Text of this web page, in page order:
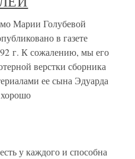
Марии Голубевой
в газете
г. К сожалению, мы его
верстки сборника
ее сына Эдуарда
у каждого и способна